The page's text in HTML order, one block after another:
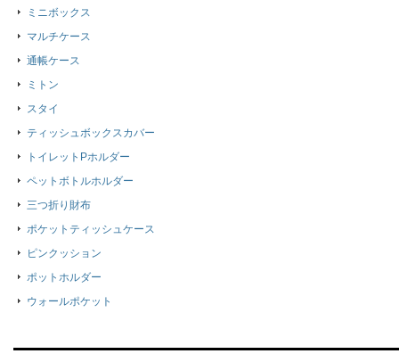
ミニボックス
マルチケース
通帳ケース
ミトン
スタイ
ティッシュボックスカバー
トイレットPホルダー
ペットボトルホルダー
三つ折り財布
ポケットティッシュケース
ピンクッション
ポットホルダー
ウォールポケット